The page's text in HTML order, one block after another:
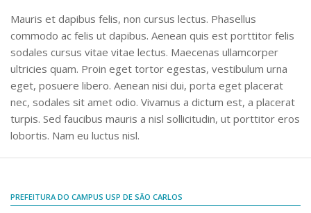
Pequeno Cidadão
Campus Universitário
Ensino e Pesquisa
Sobre o Campus
Informações para ingressantes
Mauris et dapibus felis, non cursus lectus. Phasellus
commodo ac felis ut dapibus. Aenean quis est porttitor felis
sodales cursus vitae vitae lectus. Maecenas ullamcorper
ultricies quam. Proin eget tortor egestas, vestibulum urna
eget, posuere libero. Aenean nisi dui, porta eget placerat
nec, sodales sit amet odio. Vivamus a dictum est, a placerat
turpis. Sed faucibus mauris a nisl sollicitudin, ut porttitor eros
lobortis. Nam eu luctus nisl.
PREFEITURA DO CAMPUS USP DE SÃO CARLOS